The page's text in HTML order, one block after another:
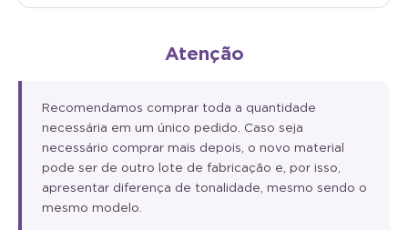
Atenção
Recomendamos comprar toda a quantidade
necessária em um único pedido. Caso seja
necessário comprar mais depois, o novo material
pode ser de outro lote de fabricação e, por isso,
apresentar diferença de tonalidade, mesmo sendo o
mesmo modelo.